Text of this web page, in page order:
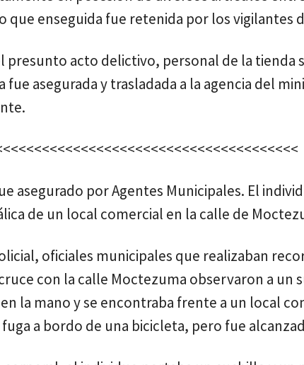
que enseguida fue retenida por los vigilantes
presunto acto delictivo, personal de la
fue asegurada y trasladada a la agencia del
asegurado por Agentes Municipales. El
de un local comercial en la calle de
oficiales municipales que realizaban
con la calle Moctezuma observaron a un
la mano y se encontraba frente a un local
a bordo de una bicicleta, pero fue